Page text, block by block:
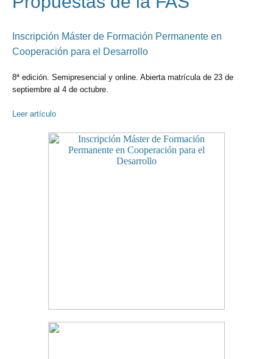
Inscripción Máster de Formación Permanente en
Cooperación para el Desarrollo
8ª edición. Semipresencial y online. Abierta matrícula de 23 de
septiembre al 4 de octubre.
Leer artículo